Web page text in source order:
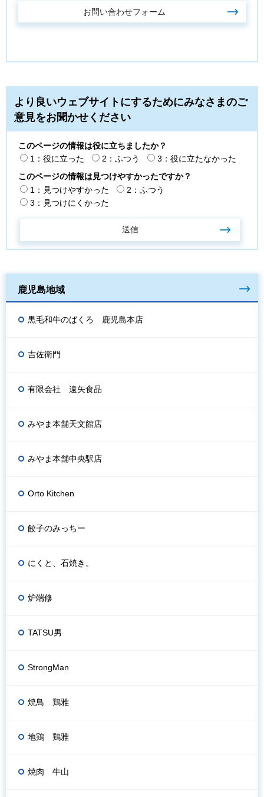
より良いウェブサイトにするためにみなさまのご
意見をお聞かせください
このページの情報は役に立ちましたか？
1：役に立った
2：ふつう
3：役に立たなかった
このページの情報は見つけやすかったですか？
1：見つけやすかった
2：ふつう
3：見つけにくかった
鹿児島地域
黒毛和牛のばくろ 鹿児島本店
吉佐衛門
有限会社 遠矢食品
みやま本舗天文館店
みやま本舗中央駅店
Orto Kitchen
餃子のみっちー
にくと、石焼き。
炉端修
TATSU男
StrongMan
焼鳥 鶏雅
地鶏 鶏雅
焼肉 牛山